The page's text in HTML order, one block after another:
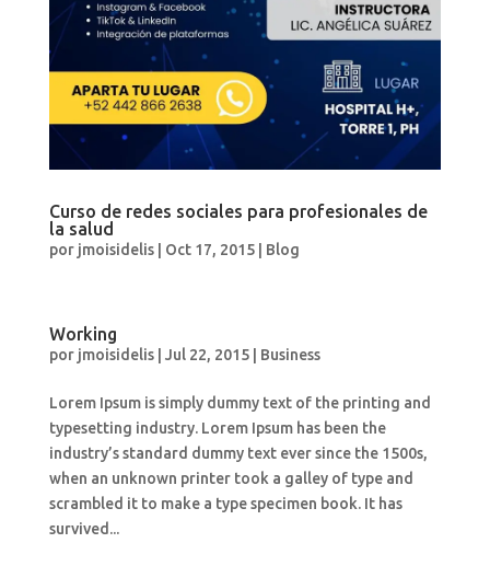
Curso de redes sociales para profesionales de
la salud
por jmoisidelis| Oct 17, 2015| Blog
Working
por jmoisidelis| Jul 22, 2015| Business
Lorem Ipsum is simply dummy text of the printing and
typesetting industry. Lorem Ipsum has been the
industry’s standard dummy text ever since the 1500s,
when an unknown printer took a galley of type and
scrambled it to make a type specimen book. It has
survived...